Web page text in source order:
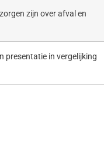
zijn over afval en
presentatie in vergelijking